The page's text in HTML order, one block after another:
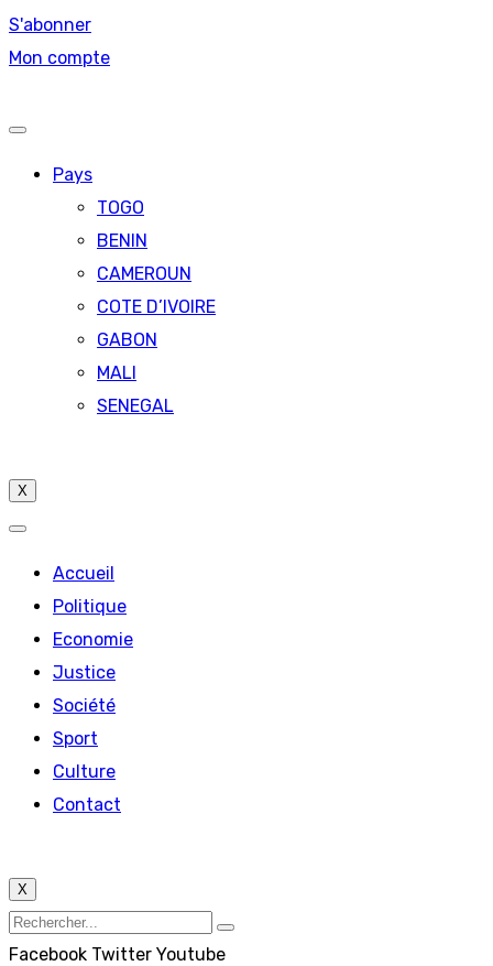
S'abonner
Mon compte
Pays
TOGO
BENIN
CAMEROUN
COTE D’IVOIRE
GABON
MALI
SENEGAL
X
Accueil
Politique
Economie
Justice
Société
Sport
Culture
Contact
X
Facebook Twitter Youtube